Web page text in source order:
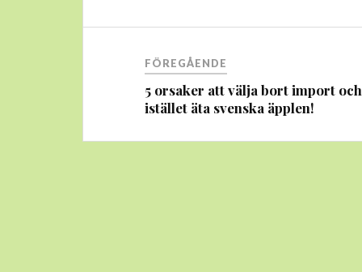
FÖREGÅENDE
5 orsaker att välja bort import och
istället äta svenska äpplen!